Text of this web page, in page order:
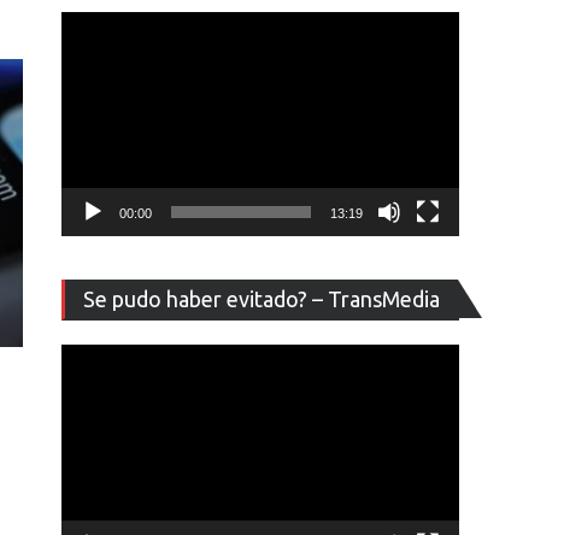
00:00 13:19
Se pudo haber evitado? – TransMedia
de
vídeo